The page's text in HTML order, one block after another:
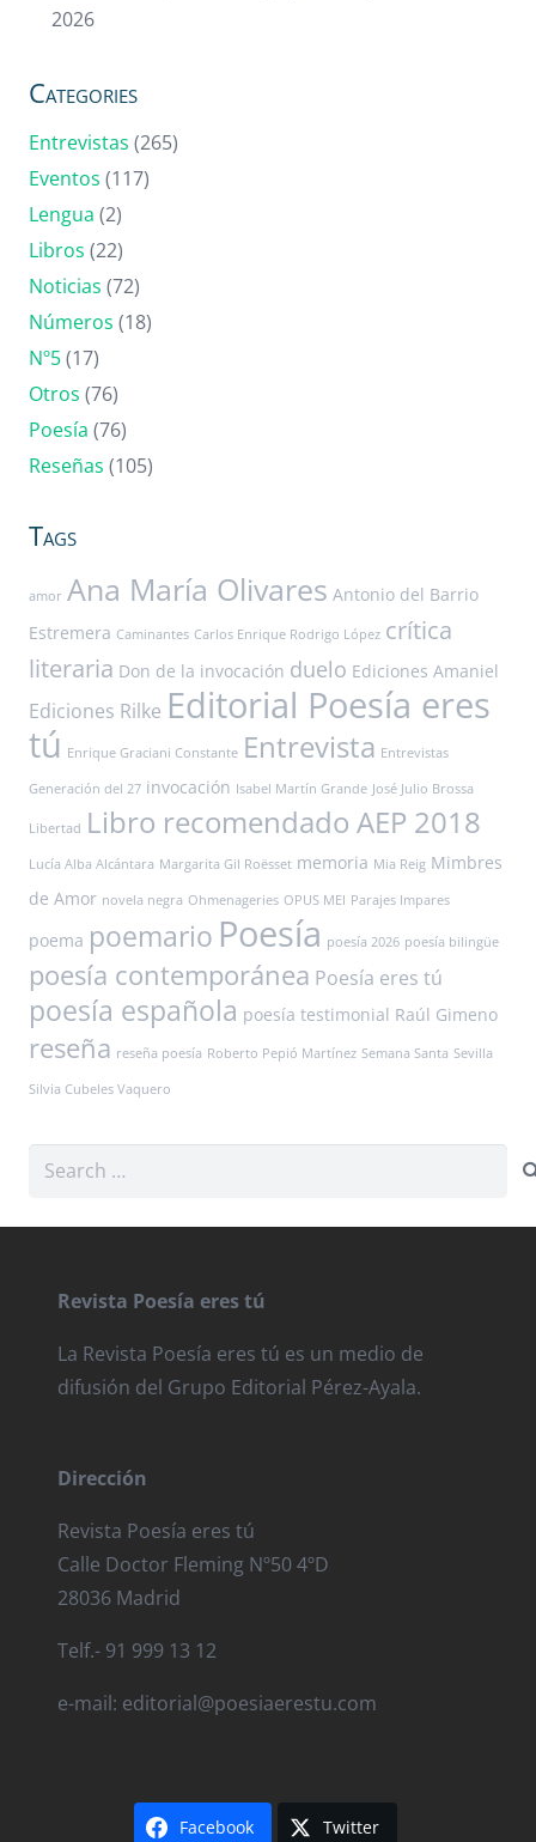
2026
Categories
Entrevistas (265)
Eventos (117)
Lengua (2)
Libros (22)
Noticias (72)
Números (18)
Nº5(17)
Otros (76)
Poesía (76)
Reseñas (105)
Tags
amor Ana María Olivares Antonio del Barrio
Estremera Caminantes Carlos Enrique Rodrigo López crítica
literaria Don de la invocación duelo Ediciones Amaniel
Ediciones Rilke Editorial Poesía eres
tú Enrique Graciani Constante Entrevista Entrevistas
Generación del 27 invocación Isabel Martín Grande José Julio Brossa
Libertad Libro recomendado AEP 2018
Lucía Alba Alcántara Margarita Gil Roësset memoria Mia Reig Mimbres
de Amor novela negra Ohmenageries OPUS MEI Parajes Impares
poema poemario Poesía poesía 2026 poesía bilingüe
poesía contemporánea Poesía eres tú
poesía española poesía testimonial Raúl Gimeno
reseña reseña poesía Roberto Pepió Martínez Semana Santa Sevilla
Silvia Cubeles Vaquero
Search
Revista Poesía eres tú
La Revista Poesía eres tú es un medio de
difusión del Grupo Editorial Pérez-Ayala.
Dirección
Revista Poesía eres tú
Calle Doctor Fleming Nº50 4ºD
28036 Madrid
Telf.- 91 999 13 12
e-mail: editorial@poesiaerestu.com
Facebook Twitter